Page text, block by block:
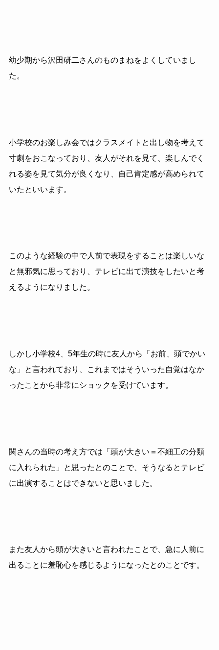
幼少期から沢田研二さんのものまねをよくしていまし
た。
小学校のお楽しみ会ではクラスメイトと出し物を考えて
寸劇をおこなっており、友人がそれを見て、楽しんでく
れる姿を見て気分が良くなり、自己肯定感が高められて
いたといいます。
このような経験の中で人前で表現をすることは楽しいな
と無邪気に思っており、テレビに出て演技をしたいと考
えるようになりました。
しかし小学校4、5年生の時に友人から「お前、頭でかい
な」と言われており、これまではそういった自覚はなか
ったことから非常にショックを受けています。
関さんの当時の考え方では「頭が大きい＝不細工の分類
に入れられた」と思ったとのことで、そうなるとテレビ
に出演することはできないと思いました。
また友人から頭が大きいと言われたことで、急に人前に
出ることに羞恥心を感じるようになったとのことです。